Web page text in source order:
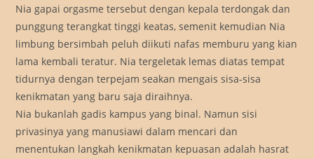
Nia gapai orgasme tersebut dengan kepala terdongak dan
punggung terangkat tinggi keatas, semenit kemudian Nia
limbung bersimbah peluh diikuti nafas memburu yang kian
lama kembali teratur. Nia tergeletak lemas diatas tempat
tidurnya dengan terpejam seakan mengais sisa-sisa
kenikmatan yang baru saja diraihnya.
Nia bukanlah gadis kampus yang binal. Namun sisi
privasinya yang manusiawi dalam mencari dan
menentukan langkah kenikmatan kepuasan adalah hasrat